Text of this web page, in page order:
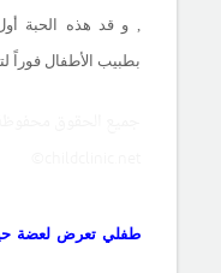
, و قد هذه الحبة
بطبيب الأطفال فوراً
طفلي تعرض لعضة